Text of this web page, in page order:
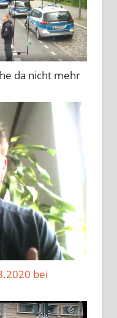
da nicht mehr
bei